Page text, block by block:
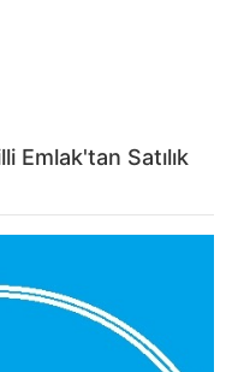
Emlak'tan Satılık